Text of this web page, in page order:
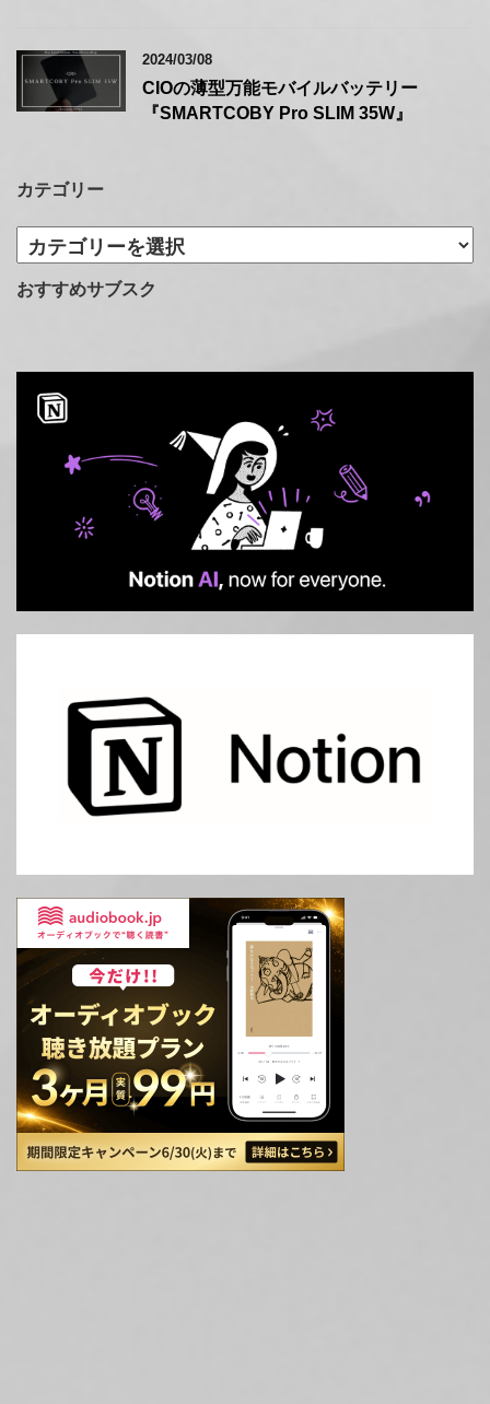
2024/03/08
CIOの薄型万能モバイルバッテリー
『SMARTCOBY Pro SLIM 35W』
カテゴリー
カ
テ
ゴ
おすすめサブスク